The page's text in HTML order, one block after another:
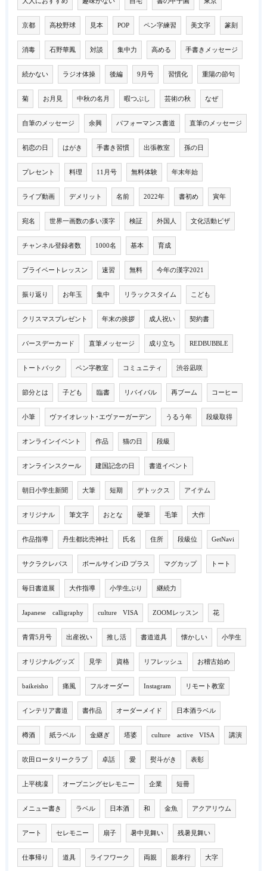
京都 高校野球 見本 POP ペン字練習 美文字 篆刻
消毒 石野華鳳 対談 集中力 高める 手書きメッセージ
続かない ラジオ体操 後編 9月号 習慣化 重陽の節句
菊 お月見 中秋の名月 暇つぶし 芸術の秋 なぜ
自筆のメッセージ 余興 パフォーマンス書道 直筆のメッセージ
初恋の日 はがき 手書き習慣 出張教室 孫の日
プレセント 料理 11月号 無料体験 年末年始
ライブ動画 デメリット 名前 2022年 書初め 寅年
宛名 世界一画数の多い漢字 検証 外国人 文化活動ビザ
チャンネル登録者数 1000名 基本 育成
プライベートレッスン 速習 無料 今年の漢字2021
振り返り お年玉 集中 リラックスタイム こども
クリスマスプレゼント 年末の挨拶 成人祝い 契約書
バースデーカード 直筆メッセージ 成り立ち REDBUBBLE
トートバック ペン字教室 コミュニティ 渋谷凪咲
節分とは 子ども 臨書 リバイバル 再ブーム コーヒー
小筆 ヴァイオレット･エヴァーガーデン うるう年 段級取得
オンラインイベント 作品 猫の日 段級
オンラインスクール 建国記念の日 書道イベント
朝日小学生新聞 大筆 短期 デトックス アイテム
オリジナル 筆文字 おとな 硬筆 毛筆 大作
作品指導 丹生都比売神社 氏名 住所 段級位 GetNavi
サクラクレパス ボールサインiD プラス マグカップ トート
毎日書道展 大作指導 小学生ぶり 継続力
Japanese calligraphy culture VISA ZOOMレッスン 花
青霄5月号 出産祝い 推し活 書道道具 懐かしい 小学生
オリジナルグッズ 見学 資格 リフレッシュ お稽古始め
baikeisho 痛風 フルオーダー Instagram リモート教室
インテリア書道 書作品 オーダーメイド 日本酒ラベル
樽酒 紙ラベル 金継ぎ 塔婆 culture active VISA 講演
吹田ロータリークラブ 卓話 愛 熨斗がき 表彰
上平桃凜 オープニングセレモニー 企業 短冊
メニュー書き ラベル 日本酒 和 金魚 アクアリウム
アート セレモニー 扇子 暑中見舞い 残暑見舞い
仕事帰り 道具 ライフワーク 両親 親孝行 大字